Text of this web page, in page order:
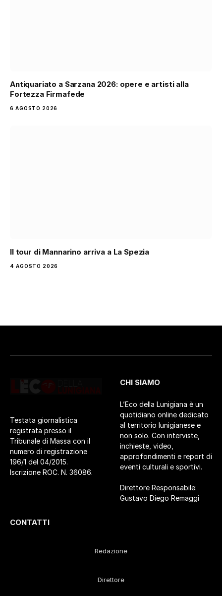
Antiquariato a Sarzana 2026: opere e artisti alla
Fortezza Firmafede
6 AGOSTO 2026
Il tour di Mannarino arriva a La Spezia
4 AGOSTO 2026
Testata giornalistica
registrata presso il
Tribunale di Massa con il
numero di registrazione
196/1 del 04/2015.
Iscrizione ROC. N. 36086.
CHI SIAMO
L’Eco della Lunigiana è un
quotidiano online dedicato
al territorio lunigianese e
non solo. Con interviste,
inchieste, video,
approfondimenti e report di
eventi culturali e sportivi.
Direttore Responsabile:
Gustavo Diego Remaggi
CONTATTI
Redazione
Direttore